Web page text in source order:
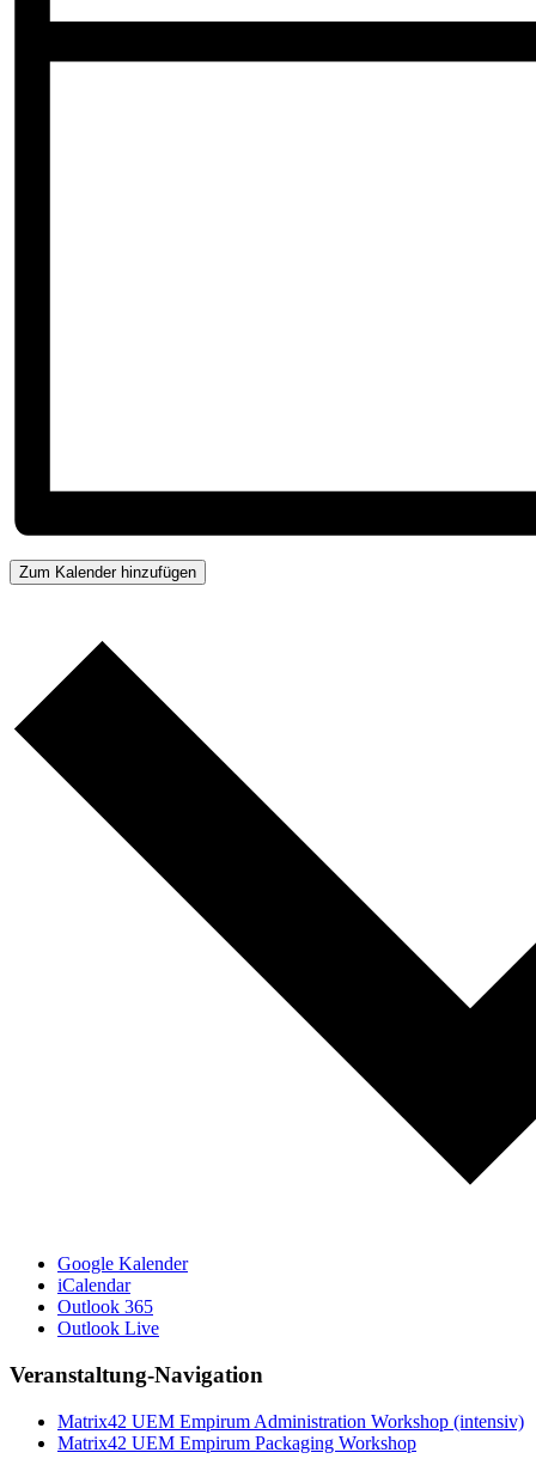
Zum Kalender hinzufügen
Google Kalender
iCalendar
Outlook 365
Outlook Live
Veranstaltung-Navigation
Matrix42 UEM Empirum Administration Workshop (intensiv)
Matrix42 UEM Empirum Packaging Workshop